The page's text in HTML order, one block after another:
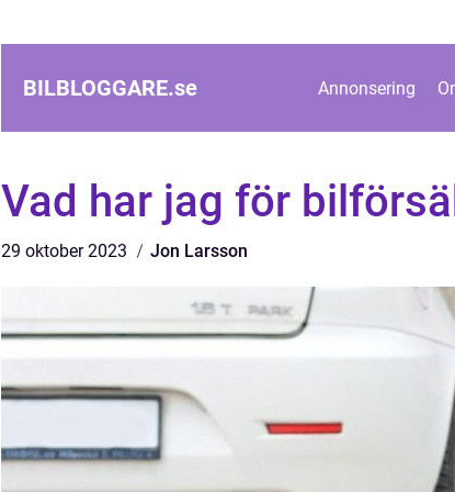
BILBLOGGARE.se Annonsering
Vad har jag för
29 oktober 2023 Jon Larsson